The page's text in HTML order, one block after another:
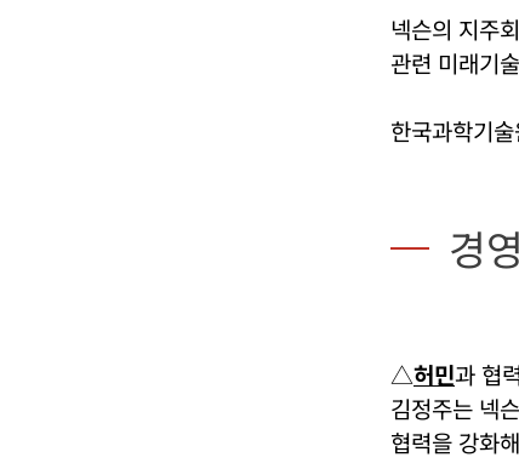
넥슨의 지주
관련 미래기
한국과학기
경
△허민과 협
김정주는 넥
협력을 강화